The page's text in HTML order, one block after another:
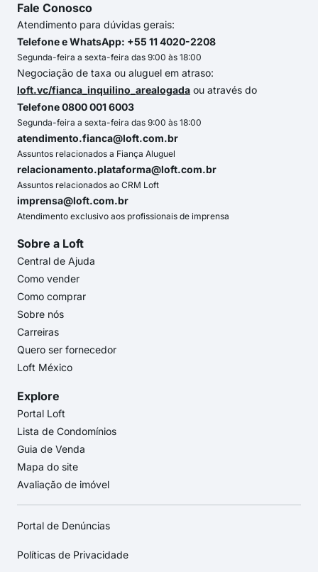
Fale Conosco
Atendimento para dúvidas gerais:
Telefone e WhatsApp: +55 11 4020-2208
Segunda-feira a sexta-feira das 9:00 às 18:00
Negociação de taxa ou aluguel em atraso:
loft.vc/fianca_inquilino_arealogada ou através do
Telefone 0800 001 6003
Segunda-feira a sexta-feira das 9:00 às 18:00
atendimento.fianca@loft.com.br
Assuntos relacionados a Fiança Aluguel
relacionamento.plataforma@loft.com.br
Assuntos relacionados ao CRM Loft
imprensa@loft.com.br
Atendimento exclusivo aos profissionais de imprensa
Sobre a Loft
Central de Ajuda
Como vender
Como comprar
Sobre nós
Carreiras
Quero ser fornecedor
Loft México
Explore
Portal Loft
Lista de Condomínios
Guia de Venda
Mapa do site
Avaliação de imóvel
Portal de Denúncias
Políticas de Privacidade